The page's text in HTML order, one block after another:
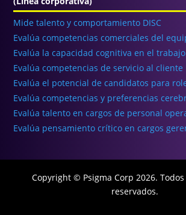
Mide talento y comportamiento DISC
Evalúa competencias comerciales del
Evalúa la capacidad cognitiva en el trabajo
Evalúa competencias de servicio al cliente
Evalúa el potencial de candidatos para
Evalúa competencias y preferencias
Evalúa talento en cargos de personal
Evalúa pensamiento crítico en cargos
Copyright © Psigma Corp 2026.
reservados.